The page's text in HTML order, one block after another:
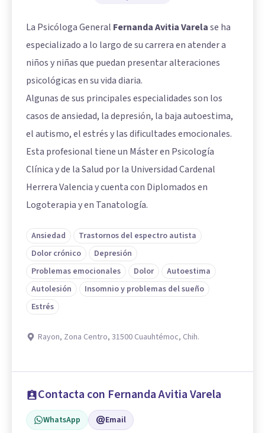
La Psicóloga General Fernanda Avitia Varelase ha
especializado a lo largo de su carrera en atender a
niños y niñas que puedan presentar alteraciones
psicológicas en su vida diaria.
Algunas de sus principales especialidades son los
casos de ansiedad, la depresión, la baja autoestima,
el autismo, el estrés y las dificultades emocionales.
Esta profesional tiene un Máster en Psicología
Clínica y de la Salud por la Universidad Cardenal
Herrera Valencia y cuenta con Diplomados en
Logoterapia y en Tanatología.
Ansiedad
Trastornos del espectro autista
Dolor crónico
Depresión
Problemas emocionales
Dolor
Autoestima
Autolesión
Insomnio y problemas del sueño
Estrés
Rayon, Zona Centro, 31500 Cuauhtémoc, Chih.
Contacta con Fernanda Avitia Varela
WhatsApp Email